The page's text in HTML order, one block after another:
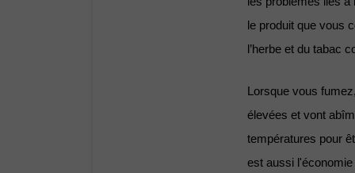
le produit que vous
l’herbe et du tabac
Lorsque vous
élevées et vont
températures pour
est aussi